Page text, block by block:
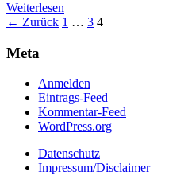
Weiterlesen
Seitennummerierung
der
← Zurück 1 … 3 4
Meta
Anmelden
Eintrags-Feed
Kommentar-Feed
WordPress.org
Datenschutz
Impressum/Disclaimer